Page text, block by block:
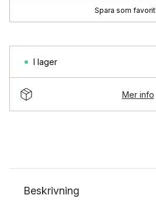
Spara som favorit
I lager
Mer info
Beskrivning